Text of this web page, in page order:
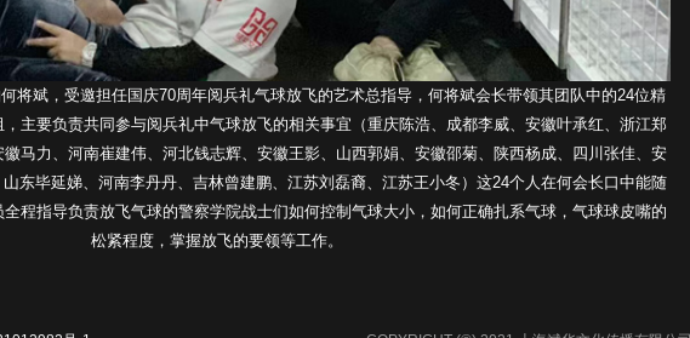
将斌，受邀担任国庆70周年阅兵礼气球放飞的艺术总指导，何将斌会长带领其团队中的24位精
主要负责共同参与阅兵礼中气球放飞的相关事宜（重庆陈浩、成都李威、安徽叶承红、浙江郑
马力、河南崔建伟、河北钱志辉、安徽王影、山西郭娟、安徽邵菊、陕西杨成、四川张佳、安
东毕延娣、河南李丹丹、吉林曾建鹏、江苏刘磊裔、江苏王小冬）这24个人在何会长口中能随
程指导负责放飞气球的警察学院战士们如何控制气球大小，如何正确扎系气球，气球球皮嘴的
松紧程度，掌握放飞的要领等工作。